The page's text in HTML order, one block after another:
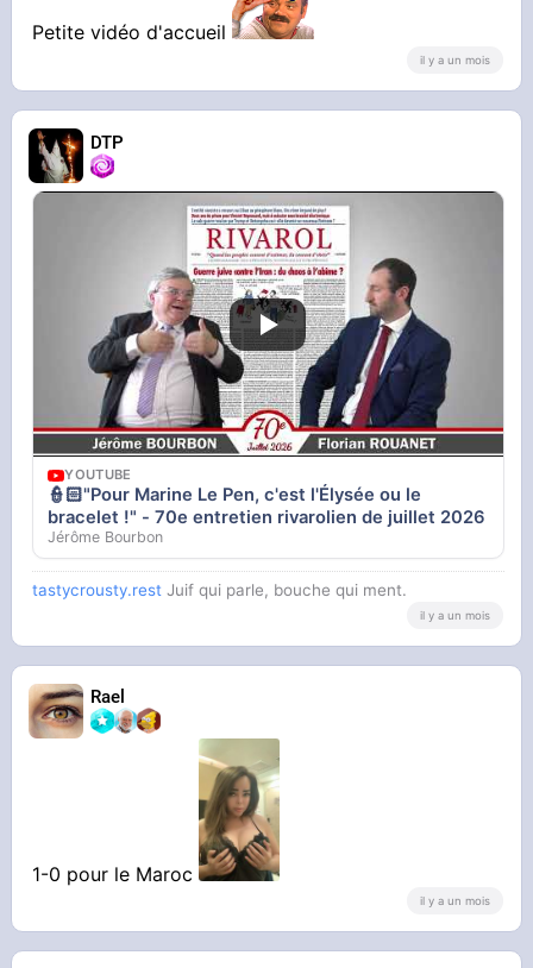
Petite vidéo d'accueil
il y a un mois
DTP
YOUTUBE
👮🏻"Pour Marine Le Pen, c'est l'Élysée ou le
bracelet !" - 70e entretien rivarolien de juillet 2026
Jérôme Bourbon
tastycrousty.rest Juif qui parle, bouche qui ment.
il y a un mois
Rael
1-0 pour le Maroc
il y a un mois